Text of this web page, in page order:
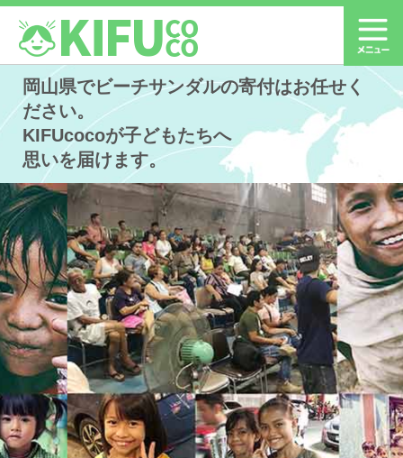
岡山県でビーチサンダルの寄付はお任せく
ださい。
KIFUcocoが子どもたちへ
思いを届けます。